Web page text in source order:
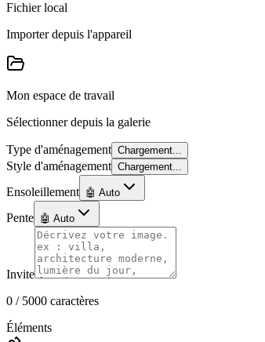
Fichier local
Importer depuis l'appareil
Mon espace de travail
Sélectionner depuis la galerie
Type d'aménagement Chargement...
Style d'aménagement Chargement...
Ensoleillement 🤖 Auto
Pente 🤖 Auto
Invite
0 / 5000 caractères
Éléments